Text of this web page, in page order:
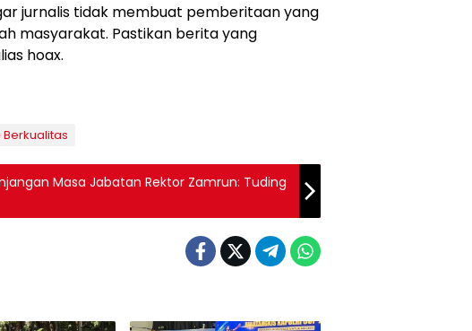
jurnalis tidak membuat pemberitaan yang
masyarakat. Pastikan berita yang
hoax.
Masa Jabatan Rektor Zamrun: Tuding